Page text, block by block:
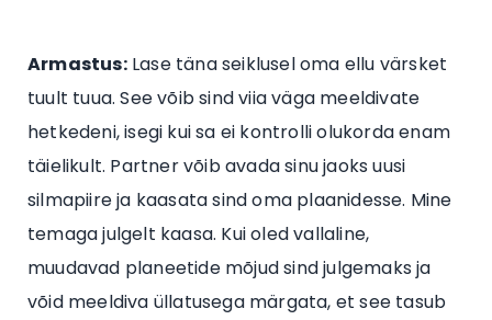
Armastus:Lase täna seiklusel oma ellu värsket
tuult tuua. See võib sind viia väga meeldivate
hetkedeni, isegi kui sa ei kontrolli olukorda enam
täielikult. Partner võib avada sinu jaoks uusi
silmapiire ja kaasata sind oma plaanidesse. Mine
temaga julgelt kaasa. Kui oled vallaline,
muudavad planeetide mõjud sind julgemaks ja
võid meeldiva üllatusega märgata, et see tasub